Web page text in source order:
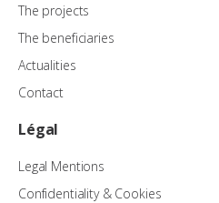
The projects
The beneficiaries
Actualities
Contact
Légal
Legal Mentions
Confidentiality & Cookies